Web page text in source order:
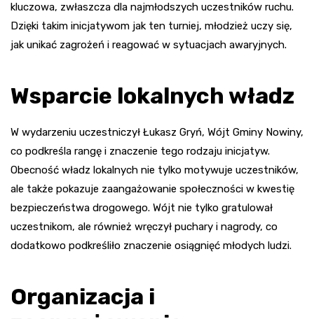
kluczowa, zwłaszcza dla najmłodszych uczestników ruchu.
Dzięki takim inicjatywom jak ten turniej, młodzież uczy się,
jak unikać zagrożeń i reagować w sytuacjach awaryjnych.
Wsparcie lokalnych władz
W wydarzeniu uczestniczył Łukasz Gryń, Wójt Gminy Nowiny,
co podkreśla rangę i znaczenie tego rodzaju inicjatyw.
Obecność władz lokalnych nie tylko motywuje uczestników,
ale także pokazuje zaangażowanie społeczności w kwestię
bezpieczeństwa drogowego. Wójt nie tylko gratulował
uczestnikom, ale również wręczył puchary i nagrody, co
dodatkowo podkreśliło znaczenie osiągnięć młodych ludzi.
Organizacja i